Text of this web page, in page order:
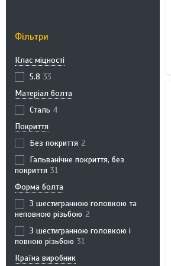
Фільтри
Клас міцності
5.8 33
Матеріал болта
Сталь 4
Покриття
Без покриття 2
Гальванічне покриття, без
покриття 31
Форма болта
З шестигранною головкою та
неповною різьбою 2
З шестигранною головкою і
повною різьбою 31
Країна виробник